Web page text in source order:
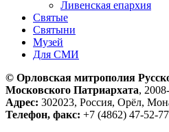
Ливенская епархия
Святые
Святыни
Музей
Для СМИ
© Орловская митрополия
Московского Патриархата,
Адрес: 302023, Россия, Орёл,
Телефон, факс: +7 (4862) 47-52-